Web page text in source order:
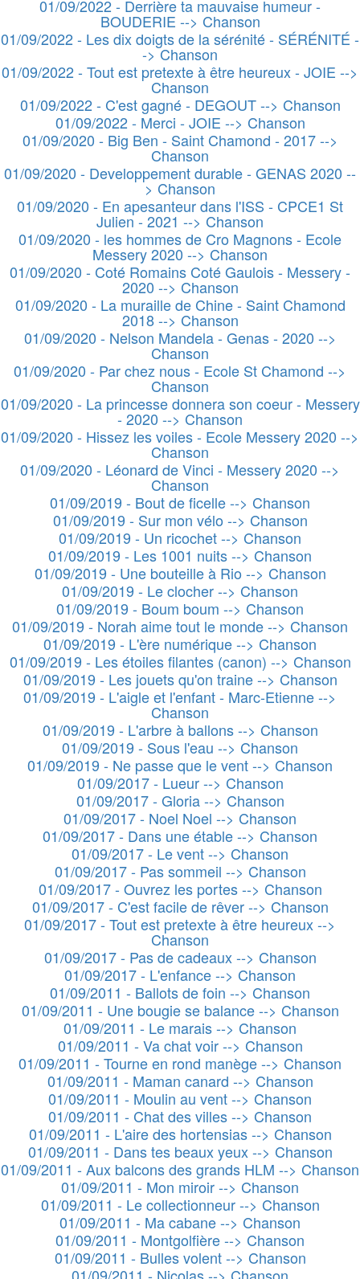
01/09/2022 - Derrière ta mauvaise humeur -
BOUDERIE --> Chanson
01/09/2022 - Les dix doigts de la sérénité - SÉRÉNITÉ -
-> Chanson
01/09/2022 - Tout est pretexte à être heureux - JOIE -->
Chanson
01/09/2022 - C'est gagné - DEGOUT --> Chanson
01/09/2022 - Merci - JOIE --> Chanson
01/09/2020 - Big Ben - Saint Chamond - 2017 -->
Chanson
01/09/2020 - Developpement durable - GENAS 2020 --
> Chanson
01/09/2020 - En apesanteur dans l'ISS - CPCE1 St
Julien - 2021 --> Chanson
01/09/2020 - les hommes de Cro Magnons - Ecole
Messery 2020 --> Chanson
01/09/2020 - Coté Romains Coté Gaulois - Messery -
2020 --> Chanson
01/09/2020 - La muraille de Chine - Saint Chamond
2018 --> Chanson
01/09/2020 - Nelson Mandela - Genas - 2020 -->
Chanson
01/09/2020 - Par chez nous - Ecole St Chamond -->
Chanson
01/09/2020 - La princesse donnera son coeur - Messery
- 2020 --> Chanson
01/09/2020 - Hissez les voiles - Ecole Messery 2020 -->
Chanson
01/09/2020 - Léonard de Vinci - Messery 2020 -->
Chanson
01/09/2019 - Bout de ficelle --> Chanson
01/09/2019 - Sur mon vélo --> Chanson
01/09/2019 - Un ricochet --> Chanson
01/09/2019 - Les 1001 nuits --> Chanson
01/09/2019 - Une bouteille à Rio --> Chanson
01/09/2019 - Le clocher --> Chanson
01/09/2019 - Boum boum --> Chanson
01/09/2019 - Norah aime tout le monde --> Chanson
01/09/2019 - L'ère numérique --> Chanson
01/09/2019 - Les étoiles filantes (canon) --> Chanson
01/09/2019 - Les jouets qu'on traine --> Chanson
01/09/2019 - L'aigle et l'enfant - Marc-Etienne -->
Chanson
01/09/2019 - L'arbre à ballons --> Chanson
01/09/2019 - Sous l'eau --> Chanson
01/09/2019 - Ne passe que le vent --> Chanson
01/09/2017 - Lueur --> Chanson
01/09/2017 - Gloria --> Chanson
01/09/2017 - Noel Noel --> Chanson
01/09/2017 - Dans une étable --> Chanson
01/09/2017 - Le vent --> Chanson
01/09/2017 - Pas sommeil --> Chanson
01/09/2017 - Ouvrez les portes --> Chanson
01/09/2017 - C'est facile de rêver --> Chanson
01/09/2017 - Tout est pretexte à être heureux -->
Chanson
01/09/2017 - Pas de cadeaux --> Chanson
01/09/2017 - L'enfance --> Chanson
01/09/2011 - Ballots de foin --> Chanson
01/09/2011 - Une bougie se balance --> Chanson
01/09/2011 - Le marais --> Chanson
01/09/2011 - Va chat voir --> Chanson
01/09/2011 - Tourne en rond manège --> Chanson
01/09/2011 - Maman canard --> Chanson
01/09/2011 - Moulin au vent --> Chanson
01/09/2011 - Chat des villes --> Chanson
01/09/2011 - L'aire des hortensias --> Chanson
01/09/2011 - Dans tes beaux yeux --> Chanson
01/09/2011 - Aux balcons des grands HLM --> Chanson
01/09/2011 - Mon miroir --> Chanson
01/09/2011 - Le collectionneur --> Chanson
01/09/2011 - Ma cabane --> Chanson
01/09/2011 - Montgolfière --> Chanson
01/09/2011 - Bulles volent --> Chanson